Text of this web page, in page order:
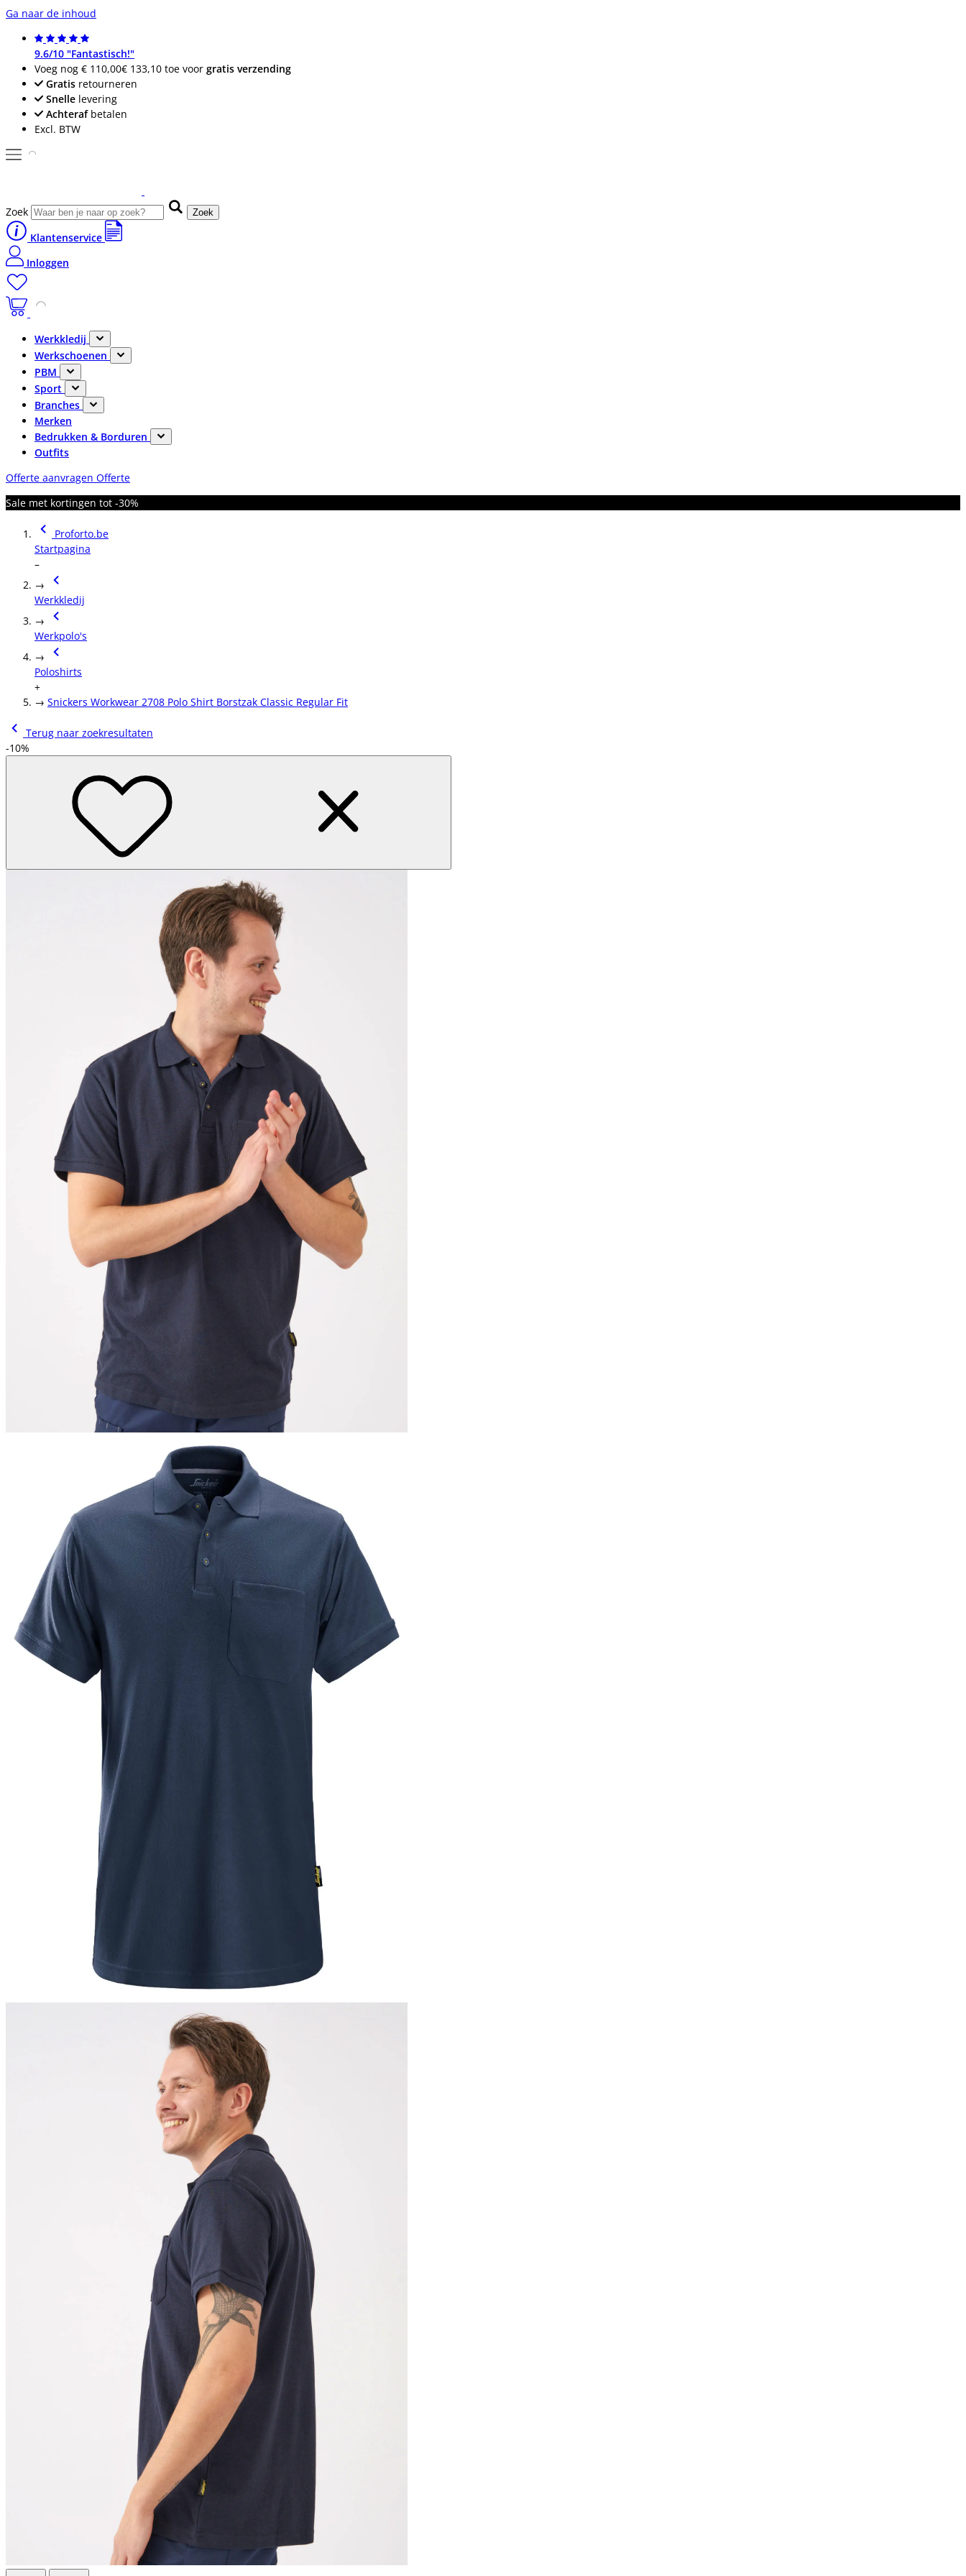
Ga naar de inhoud
9.6/10 "Fantastisch!"
Voeg nog € 110,00€ 133,10 toe voor gratis verzending
Gratis retourneren
Snelle levering
Achterafbetalen
Excl. BTW
Zoek Zoek
Klantenservice
Inloggen
Werkkledij
Werkschoenen
PBM
Sport
Branches
Merken
Bedrukken & Borduren
Outfits
Offerte aanvragen Offerte
Sale met kortingen tot -30%
Proforto.be
Startpagina
–
→
Werkkledij
→
Werkpolo's
→
Poloshirts
+
→ Snickers Workwear 2708 Polo Shirt Borstzak Classic Regular Fit
Terug naar zoekresultaten
-10%